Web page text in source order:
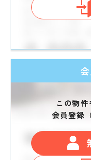
この物
会員登録